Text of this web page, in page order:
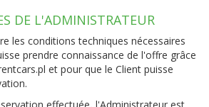
DE L'ADMINISTRATEUR
les conditions techniques nécessaires
prendre connaissance de l'offre grâce
et pour que le Client puisse